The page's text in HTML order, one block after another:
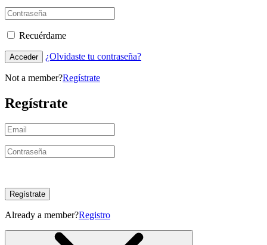
Recuérdame
Acceder ¿Olvidaste tu contraseña?
Not a member?Regístrate
Regístrate
Regístrate
Already a member?Registro